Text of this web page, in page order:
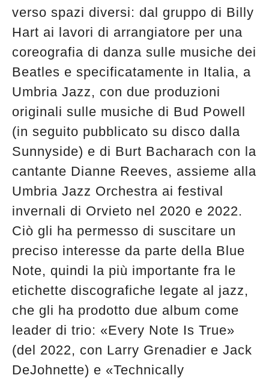
verso spazi diversi: dal gruppo di Billy
Hart ai lavori di arrangiatore per una
coreografia di danza sulle musiche dei
Beatles e specificatamente in Italia, a
Umbria Jazz, con due produzioni
originali sulle musiche di Bud Powell
(in seguito pubblicato su disco dalla
Sunnyside) e di Burt Bacharach con la
cantante Dianne Reeves, assieme alla
Umbria Jazz Orchestra ai festival
invernali di Orvieto nel 2020 e 2022.
Ciò gli ha permesso di suscitare un
preciso interesse da parte della Blue
Note, quindi la più importante fra le
etichette discografiche legate al jazz,
che gli ha prodotto due album come
leader di trio: «Every Note Is True»
(del 2022, con Larry Grenadier e Jack
DeJohnette) e «Technically